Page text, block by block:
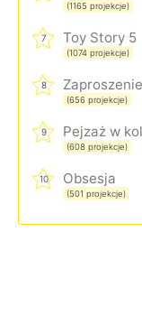
(1165 projekcje)
7 Toy Story 5
(1074 projekcje)
8 Zaproszenie
(656 projekcje)
9 Pejzaż w
(608 projekcje)
10 Obsesja
(501 projekcje)